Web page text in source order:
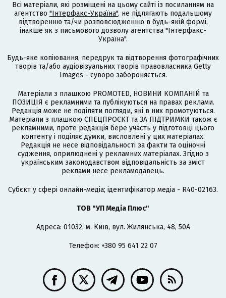
Всі матеріали, які розміщені на цьому сайті із посиланням на
агентство "Інтерфакс-Україна", не підлягають подальшому
відтворенню та/чи розповсюдженню в будь-якій формі,
інакше як з письмового дозволу агентства "Інтерфакс-
Україна".
Будь-яке копіювання, передрук та відтворення фотографічних
творів та/або аудіовізуальних творів правовласника Getty
Images - суворо забороняється.
Матеріали з плашкою PROMOTED, НОВИНИ КОМПАНІЙ та
ПОЗИЦІЯ є рекламними та публікуються на правах реклами.
Редакція може не поділяти погляди, які в них промотуються.
Матеріали з плашкою СПЕЦПРОЄКТ та ЗА ПІДТРИМКИ також є
рекламними, проте редакція бере участь у підготовці цього
контенту і поділяє думки, висловлені у цих матеріалах.
Редакція не несе відповідальності за факти та оціночні
судження, оприлюднені у рекламних матеріалах. Згідно з
українським законодавством відповідальність за зміст
реклами несе рекламодавець.
Cубєкт у сфері онлайн-медіа; ідентифікатор медіа - R40-02163.
ТОВ "УП Медіа Плюс"
Адреса: 01032, м. Київ, вул. Жилянська, 48, 50А
Телефон: +380 95 641 22 07